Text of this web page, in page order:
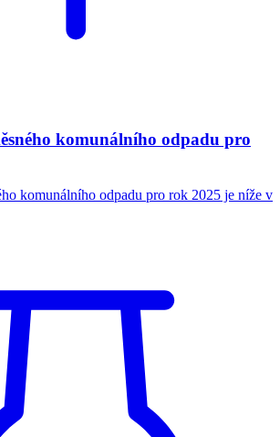
komunálního odpadu pro
komunálního odpadu pro rok 2025 je níže v